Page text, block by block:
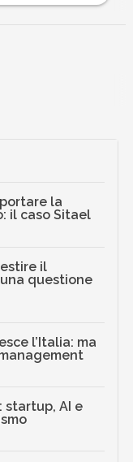
la
il caso Sitael
il
questione
l’Italia: ma
startup, AI e